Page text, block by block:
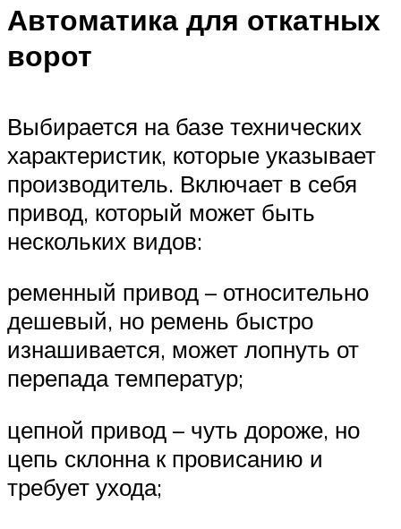
Автоматика для откатных
ворот
Выбирается на базе технических
характеристик, которые указывает
производитель. Включает в себя
привод, который может быть
нескольких видов:
ременный привод – относительно
дешевый, но ремень быстро
изнашивается, может лопнуть от
перепада температур;
цепной привод – чуть дороже, но
цепь склонна к провисанию и
требует ухода;